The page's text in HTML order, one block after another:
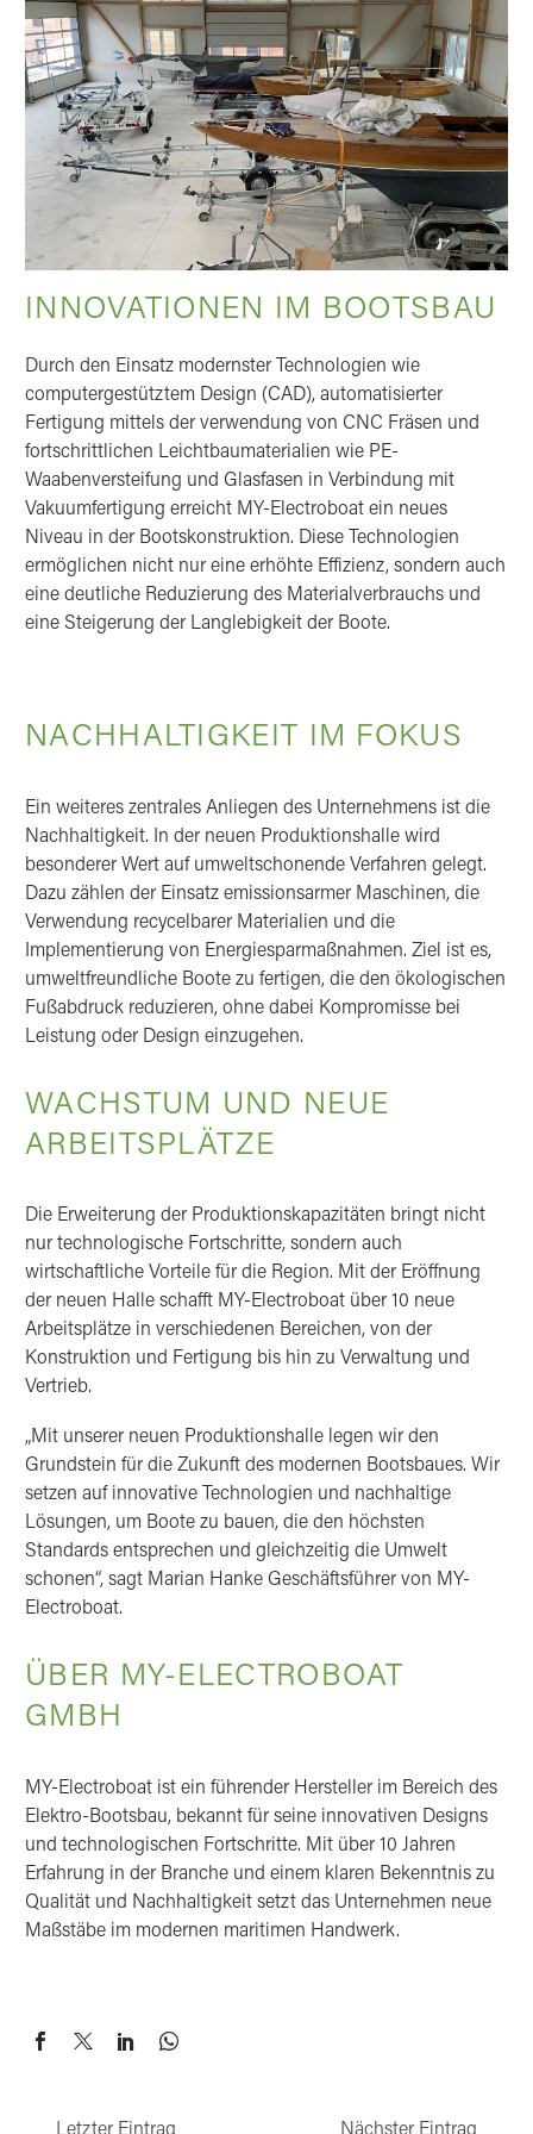
INNOVATIONEN IM BOOTSBAU
Durch den Einsatz modernster Technologien wie
computergestütztem Design (CAD), automatisierter
Fertigung mittels der verwendung von CNC Fräsen und
fortschrittlichen Leichtbaumaterialien wie PE-
Waabenversteifung und Glasfasen in Verbindung mit
Vakuumfertigung erreicht MY-Electroboat ein neues
Niveau in der Bootskonstruktion. Diese Technologien
ermöglichen nicht nur eine erhöhte Effizienz, sondern auch
eine deutliche Reduzierung des Materialverbrauchs und
eine Steigerung der Langlebigkeit der Boote.
NACHHALTIGKEIT IM FOKUS
Ein weiteres zentrales Anliegen des Unternehmens ist die
Nachhaltigkeit. In der neuen Produktionshalle wird
besonderer Wert auf umweltschonende Verfahren gelegt.
Dazu zählen der Einsatz emissionsarmer Maschinen, die
Verwendung recycelbarer Materialien und die
Implementierung von Energiesparmaßnahmen. Ziel ist es,
umweltfreundliche Boote zu fertigen, die den ökologischen
Fußabdruck reduzieren, ohne dabei Kompromisse bei
Leistung oder Design einzugehen.
WACHSTUM UND NEUE
ARBEITSPLÄTZE
Die Erweiterung der Produktionskapazitäten bringt nicht
nur technologische Fortschritte, sondern auch
wirtschaftliche Vorteile für die Region. Mit der Eröffnung
der neuen Halle schafft MY-Electroboat über 10 neue
Arbeitsplätze in verschiedenen Bereichen, von der
Konstruktion und Fertigung bis hin zu Verwaltung und
Vertrieb.
„Mit unserer neuen Produktionshalle legen wir den
Grundstein für die Zukunft des modernen Bootsbaues. Wir
setzen auf innovative Technologien und nachhaltige
Lösungen, um Boote zu bauen, die den höchsten
Standards entsprechen und gleichzeitig die Umwelt
schonen“, sagt Marian Hanke Geschäftsführer von MY-
Electroboat.
ÜBER MY-ELECTROBOAT
GMBH
MY-Electroboat ist ein führender Hersteller im Bereich des
Elektro-Bootsbau, bekannt für seine innovativen Designs
und technologischen Fortschritte. Mit über 10 Jahren
Erfahrung in der Branche und einem klaren Bekenntnis zu
Qualität und Nachhaltigkeit setzt das Unternehmen neue
Maßstäbe im modernen maritimen Handwerk.